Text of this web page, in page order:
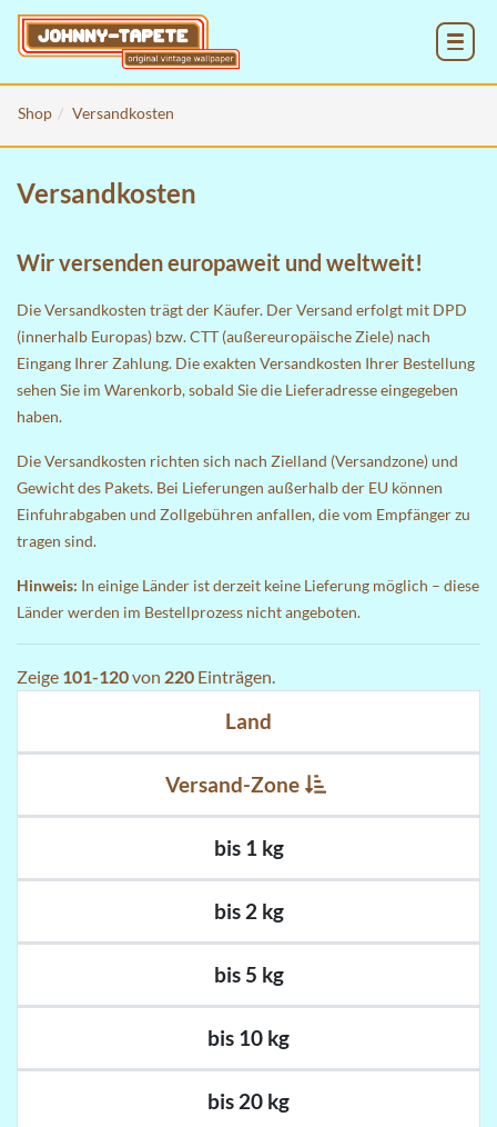
Shop Versandkosten
Versandkosten
Wir versenden europaweit und weltweit!
Die Versandkosten trägt der Käufer. Der Versand erfolgt mit DPD
(innerhalb Europas) bzw. CTT (außereuropäische Ziele) nach
Eingang Ihrer Zahlung. Die exakten Versandkosten Ihrer Bestellung
sehen Sie im Warenkorb, sobald Sie die Lieferadresse eingegeben
haben.
Die Versandkosten richten sich nach Zielland (Versandzone) und
Gewicht des Pakets. Bei Lieferungen außerhalb der EU können
Einfuhrabgaben und Zollgebühren anfallen, die vom Empfänger zu
tragen sind.
Hinweis: In einige Länder ist derzeit keine Lieferung möglich – diese
Länder werden im Bestellprozess nicht angeboten.
Zeige 101-120von 220 Einträgen.
Land
Versand-Zone
bis 1 kg
bis 2 kg
bis 5 kg
bis 10 kg
bis 20 kg